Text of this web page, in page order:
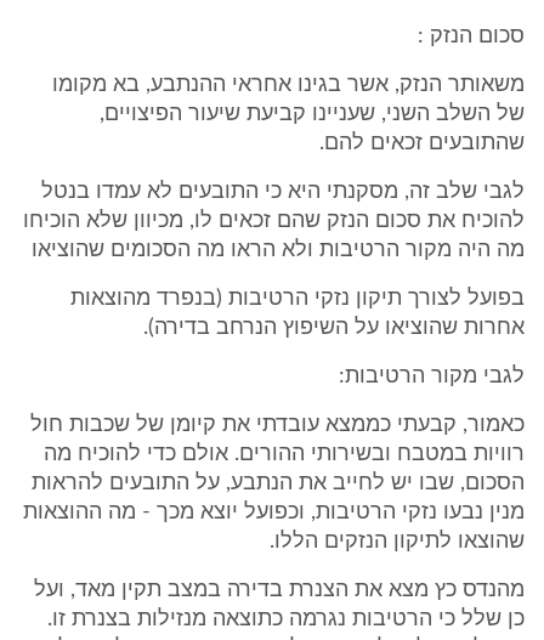
סכום הנזק :
משאותר הנזק, אשר בגינו אחראי ההנתבע, בא מקומו
של השלב השני, שעניינו קביעת שיעור הפיצויים,
שהתובעים זכאים להם.
לגבי שלב זה, מסקנתי היא כי התובעים לא עמדו בנטל
להוכיח את סכום הנזק שהם זכאים לו, מכיוון שלא הוכיחו
מה היה מקור הרטיבות ולא הראו מה הסכומים שהוציאו
בפועל לצורך תיקון נזקי הרטיבות (בנפרד מהוצאות
אחרות שהוציאו על השיפוץ הנרחב בדירה).
לגבי מקור הרטיבות:
כאמור, קבעתי כממצא עובדתי את קיומן של שכבות חול
רוויות במטבח ובשירותי ההורים. אולם כדי להוכיח מה
הסכום, שבו יש לחייב את הנתבע, על התובעים להראות
מנין נבעו נזקי הרטיבות, וכפועל יוצא מכך - מה ההוצאות
שהוצאו לתיקון הנזקים הללו.
מהנדס כץ מצא את הצנרת בדירה במצב תקין מאד, ועל
כן שלל כי הרטיבות נגרמה כתוצאה מנזילות בצנרת זו.